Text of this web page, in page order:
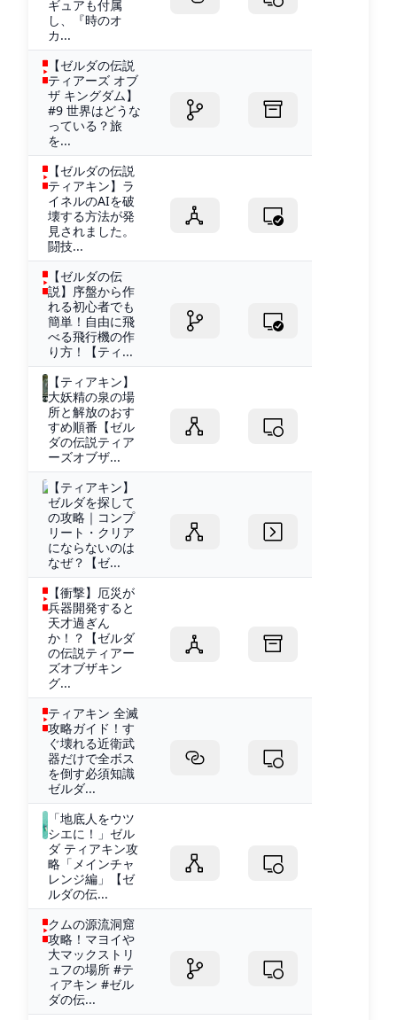
ギュアも付属
し、『時のオ
カ...
【ゼルダの伝説
ティアーズ オブ
ザ キングダム】
#9 世界はどうな
っている？旅
を...
【ゼルダの伝説
ティアキン】ラ
イネルのAIを破
壊する方法が発
見されました。
闘技...
【ゼルダの伝
説】序盤から作
れる初心者でも
簡単！自由に飛
べる飛行機の作
り方！【ティ...
【ティアキン】
大妖精の泉の場
所と解放のおす
すめ順番【ゼル
ダの伝説ティア
ーズオブザ...
【ティアキン】
ゼルダを探して
の攻略｜コンプ
リート・クリア
にならないのは
なぜ？【ゼ...
【衝撃】厄災が
兵器開発すると
天才過ぎん
か！？【ゼルダ
の伝説ティアー
ズオブザキン
グ...
ティアキン 全滅
攻略ガイド！す
ぐ壊れる近衛武
器だけで全ボス
を倒す必須知識
ゼルダ...
「地底人をウツ
シエに！」ゼル
ダ ティアキン攻
略「メインチャ
レンジ編」【ゼ
ルダの伝...
クムの源流洞窟
攻略！マヨイや
大マックストリ
ュフの場所 #テ
ィアキン #ゼル
ダの伝...